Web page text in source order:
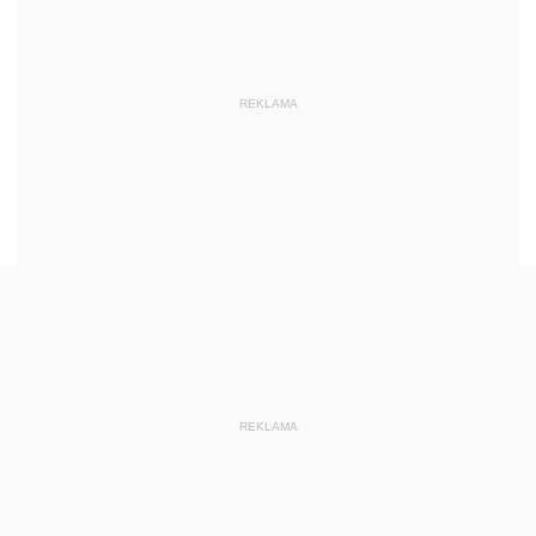
REKLAMA
REKLAMA